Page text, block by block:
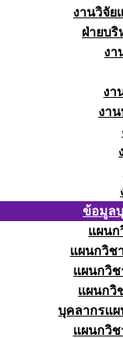
งานวิจั
ฝ่ายบริ
งา
งา
งา
ข้อมูล
แผนก
แผนกวิช
แผนกวิช
แผนกวิ
บุคลากรแผ
แผนกวิ